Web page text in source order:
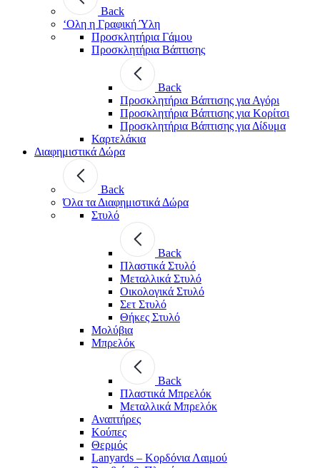
Back
‘Ολη η Γραφική Ύλη
Προσκλητήρια Γάμου
Προσκλητήρια Βάπτισης
Back
Προσκλητήρια Βάπτισης για Αγόρι
Προσκλητήρια Βάπτισης για Κορίτσι
Προσκλητήρια Βάπτισης για Δίδυμα
Καρτελάκια
Διαφημιστικά Δώρα
Back
Όλα τα Διαφημιστικά Δώρα
Στυλό
Back
Πλαστικά Στυλό
Μεταλλικά Στυλό
Οικολογικά Στυλό
Σετ Στυλό
Θήκες Στυλό
Μολύβια
Μπρελόκ
Back
Πλαστικά Μπρελόκ
Μεταλλικά Μπρελόκ
Αναπτήρες
Κούπες
Θερμός
Lanyards – Kορδόνια Λαιμού